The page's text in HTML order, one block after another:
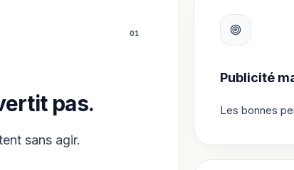
01
pas.
sans agir.
Publicité
Les bonnes